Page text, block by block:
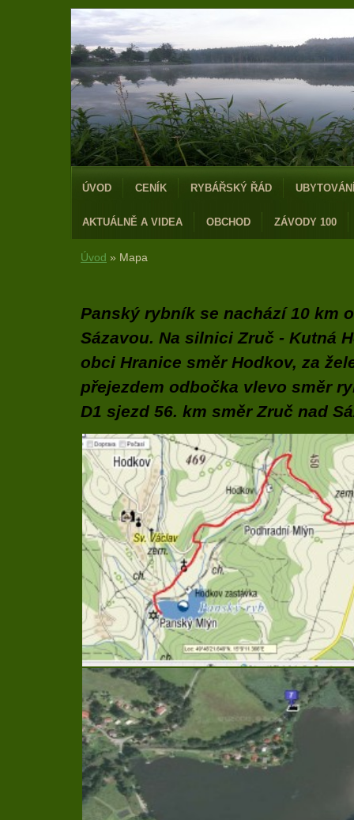
ÚVOD CENÍK RYBÁŘSKÝ ŘÁD
AKTUÁLNĚ A VIDEA OBCHOD ZÁVODY 100
Úvod » Mapa
Panský rybník se nachází 10 km
Sázavou. Na silnici Zruč - Kutná
obci Hranice směr Hodkov, za
přejezdem odbočka vlevo směr
D1 sjezd 56. km směr Zruč nad